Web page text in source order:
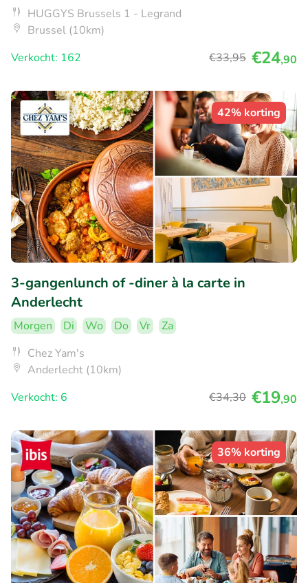
HUGGYS Brussels 1 - Legrand
Brussel (10km)
Verkocht: 162
€33,95 €24,90
42% korting
3-gangenlunch of -diner à la carte in
Anderlecht
Morgen Di Wo Do Vr
Za
Chez Yam's
Anderlecht (10km)
Verkocht: 6
€34,30 €19,90
36% korting